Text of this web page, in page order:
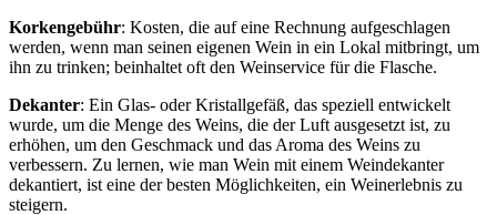
Korkengebühr: Kosten, die auf eine Rechnung aufgeschlagen
werden, wenn man seinen eigenen Wein in ein Lokal mitbringt, um
ihn zu trinken; beinhaltet oft den Weinservice für die Flasche.
Dekanter: Ein Glas- oder Kristallgefäß, das speziell entwickelt
wurde, um die Menge des Weins, die der Luft ausgesetzt ist, zu
erhöhen, um den Geschmack und das Aroma des Weins zu
verbessern. Zu lernen, wie man Wein mit einem Weindekanter
dekantiert, ist eine der besten Möglichkeiten, ein Weinerlebnis zu
steigern.